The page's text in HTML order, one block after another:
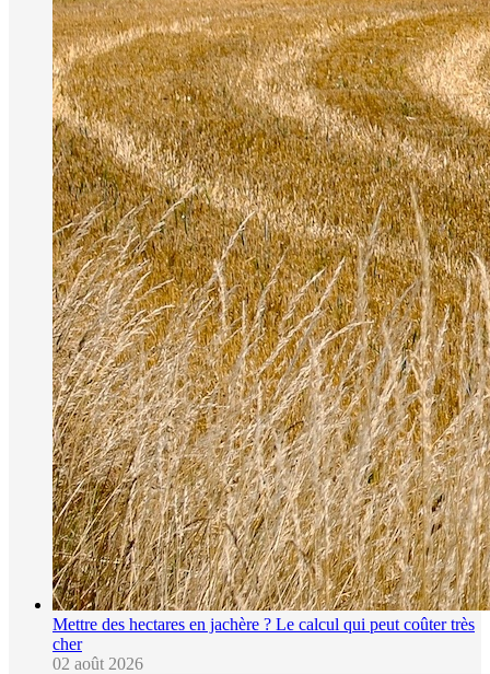
Mettre des hectares en jachère ? Le calcul qui peut coûter très
cher
02 août 2026